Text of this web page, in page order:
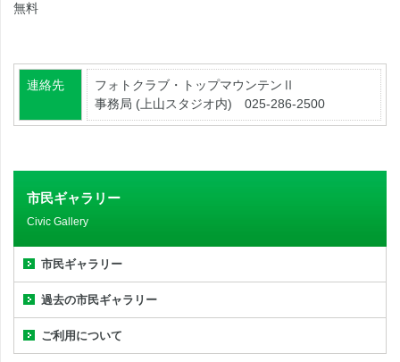
無料
連絡先
フォトクラブ・トップマウンテンⅡ
事務局 (上山スタジオ内) 025-286-2500
市民ギャラリー
Civic Gallery
市民ギャラリー
過去の市民ギャラリー
ご利用について